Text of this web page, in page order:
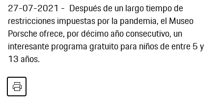
27-07-2021
Después de un largo tiempo de
restricciones impuestas por la pandemia, el Museo
Porsche ofrece, por décimo año consecutivo, un
interesante programa gratuito para niños de entre 5 y
13 años.